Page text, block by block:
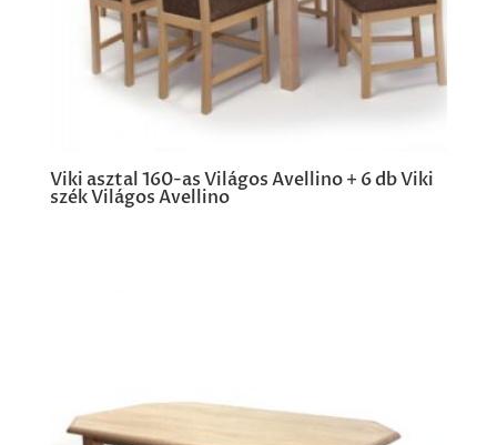
Viki asztal 160-as Világos Avellino + 6 db Viki
szék Világos Avellino